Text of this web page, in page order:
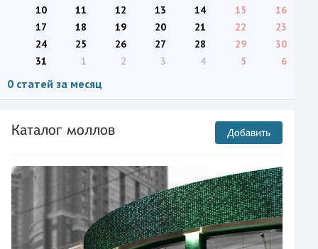
10
11 12 13 14 15
16
17
18 19 20 21 22
23
24
25 26 27 28 29
30
31
1 2 3 4 5 6
0 статей за месяц
Каталог моллов Добавить